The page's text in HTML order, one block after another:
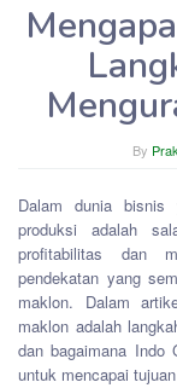
By
Dalam dunia bisnis
produksi adalah
profitabilitas dan
pendekatan yang
maklon. Dalam
maklon adalah
dan bagaimana Indo
untuk mencapai